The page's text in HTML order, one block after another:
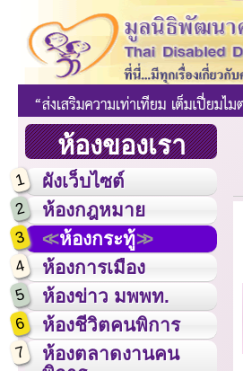
ห้องของเรา
1 ผังเว็บไซต์
2 ห้องกฎหมาย
3 ห้องกระทู้
4 ห้องการเมือง
5 ห้องข่าว มพพท.
6 ห้องชีวิตคนพิการ
7
ห้องตลาดงานคน